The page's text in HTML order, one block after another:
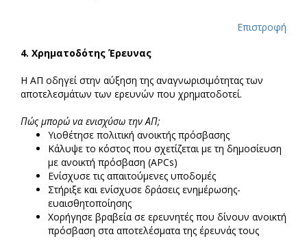
Επιστροφή
4. Χρηματοδότης Έρευνας
Η ΑΠ οδηγεί στην αύξηση της αναγνωρισιμότητας των
αποτελεσμάτων των ερευνών που χρηματοδοτεί.
Πώς μπορώ να ενισχύσω την ΑΠ;
Υιοθέτησε πολιτική ανοικτής πρόσβασης
Κάλυψε το κόστος που σχετίζεται με τη δημοσίευση
με ανοικτή πρόσβαση (APCs)
Ενίσχυσε τις απαιτούμενες υποδομές
Στήριξε και ενίσχυσε δράσεις ενημέρωσης-
ευαισθητοποίησης
Χορήγησε βραβεία σε ερευνητές που δίνουν ανοικτή
πρόσβαση στα αποτελέσματα της έρευνάς τους